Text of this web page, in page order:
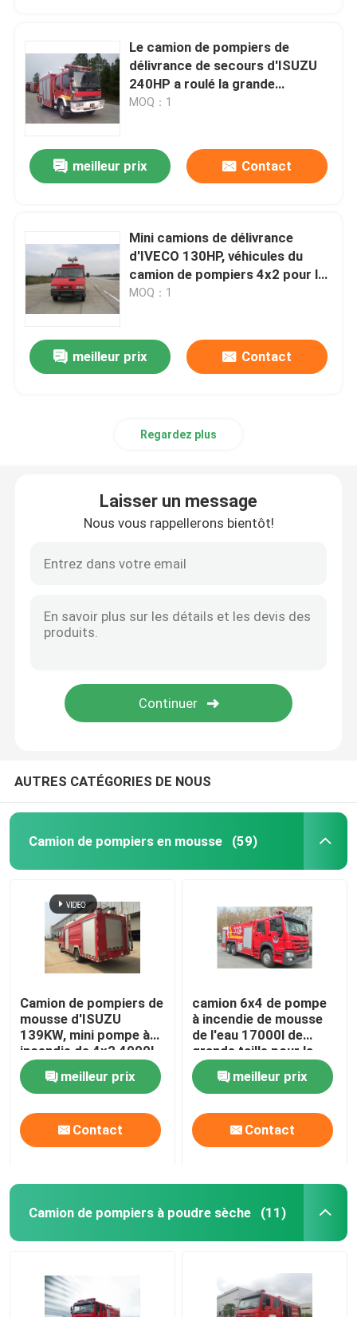
Le camion de pompiers de
délivrance de secours d'ISUZU
240HP a roulé la grande
capacité
MOQ：1
meilleur prix Contact
Mini camions de délivrance
d'IVECO 130HP, véhicules du
camion de pompiers 4x2 pour la
lutte contre l'incendie
MOQ：1
meilleur prix Contact
Regardez plus
Laisser un message
Nous vous rappellerons bientôt!
AUTRES CATÉGORIES DE NOUS
Camion de pompiers en mousse (59)
Camion de pompiers de
mousse d'ISUZU
139KW, mini pompe à
incendie de 4x2 4000L
avec de l'eau de
moussemeilleur prix
Contact
camion 6x4 de pompe
à incendie de mousse
de l'eau 17000l de
grande taille pour la
délivrance du feu
meilleur prix
Contact
Camion de pompiers à poudre sèche (11)